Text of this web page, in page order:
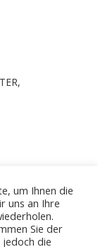
um Ihnen die
uns an Ihre
Sie der
jedoch die